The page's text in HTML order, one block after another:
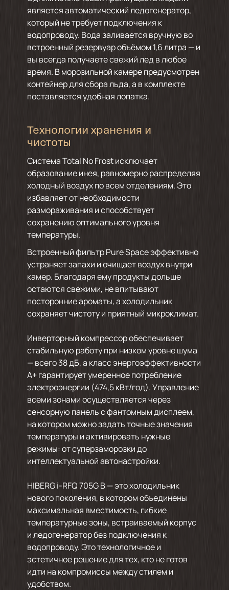
является автоматический ледогенератор,
который не требует подключения к
водопроводу. Вода заливается вручную во
встроенный резервуар объёмом 1,6 литра — и
вы всегда получаете свежий лед в любое
время. В морозильной камере предусмотрен
контейнер для сбора льда, а в комплекте
поставляется удобная лопатка.
Технологии хранения и
чистоты
Система Total No Frost исключает
образование инея, равномерно распределяя
холодный воздух по всем отделениям. Это
избавляет от необходимости
размораживания и способствует
сохранению оптимального уровня
температуры.
Встроенный фильтр Pure Space эффективно
устраняет запахи и очищает воздух внутри
камер. Благодаря ему продукты дольше
остаются свежими, не впитывают
посторонние ароматы, а холодильник
сохраняет чистоту и приятный микроклимат.
Инверторный компрессор обеспечивает
стабильную работу при низком уровне шума
— всего 38 дБ, а класс энергоэффективности
A+ гарантирует умеренное потребление
электроэнергии (474,5 кВт/год). Управление
всеми зонами осуществляется через
сенсорную панель с фантомным дисплеем,
на котором можно задать точные значения
температуры и активировать нужные
режимы: от суперзаморозки до
интеллектуальной автонастройки.
HIBERG i-RFQ 705G B — это холодильник
нового поколения, в котором объединены
максимальная вместимость, гибкие
температурные зоны, встраиваемый корпус
и ледогенератор без подключения к
водопроводу. Это технологичное и
эстетичное решение для тех, кто не готов
идти на компромиссы между стилем и
удобством.